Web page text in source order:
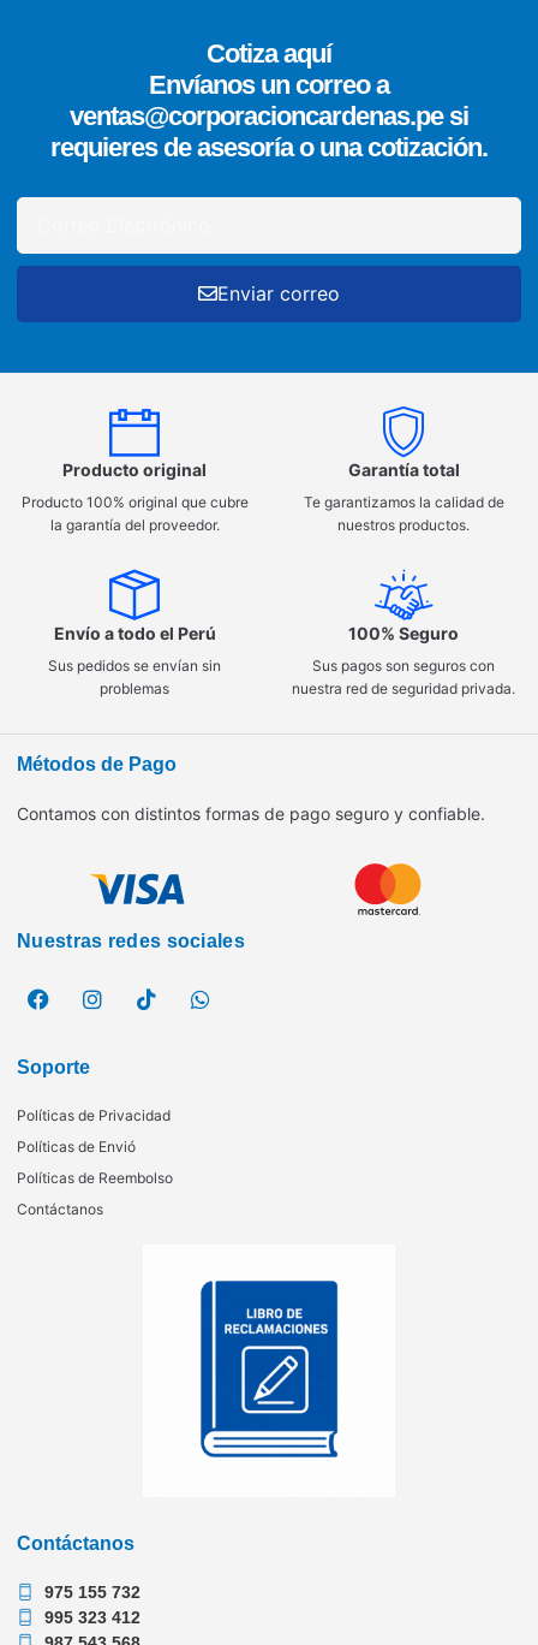
Cotiza aquí
Envíanos un correo a
ventas@corporacioncardenas.pe si
requieres de asesoría o una cotización.
Enviar correo
Producto original
Producto 100% original que cubre
la garantía del proveedor.
Garantía total
Te garantizamos la calidad de
nuestros productos.
Envío a todo el Perú
Sus pedidos se envían sin
problemas
100% Seguro
Sus pagos son seguros con
nuestra red de seguridad privada.
Métodos de Pago
Contamos con distintos formas de pago seguro y confiable.
Nuestras redes sociales
Soporte
Políticas de Privacidad
Políticas de Envió
Políticas de Reembolso
Contáctanos
Contáctanos
975 155 732
995 323 412